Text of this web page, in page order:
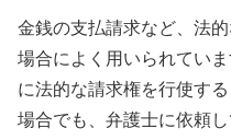
金銭の支払請求など、法
場合によく用いられてい
に法的な請求権を行使す
場合でも、弁護士に依頼